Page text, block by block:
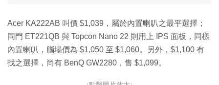
Acer KA222AB 叫價 $1,039，屬於內置喇叭之最平選擇；
同門 ET221QB 與 Topcon Nano 22 則用上 IPS 面板，同樣
內置喇叭，腦場價為 $1,050 至 $1,060。另外，$1,100 有
找之選擇，尚有 BenQ GW2280，售 $1,099。